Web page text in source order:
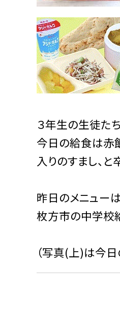
３年生の生徒た
今日の給食は赤
入りのすまし、
昨日のメニューは
枚方市の中学校
（写真(上)は今